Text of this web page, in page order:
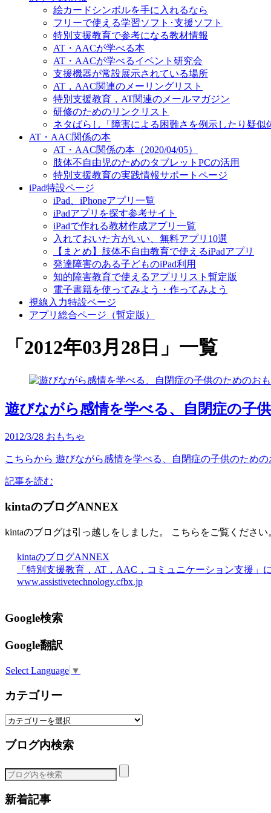
絵カードシンボルを手に入れるなら
フリーで使える学習ソフト･支援ソフト
特別支援教育で参考になる教材情報
AT・AACが学べる本
AT・AACが学べるイベント研究会
支援機器が常設展示されている場所
AT，AAC関連のメーリングリスト
特別支援教育，AT関連のメールマガジン
研修のためのリンクリスト
ネタばらし「障害による困難さを例示したり疑似
AT・AAC関係の本
AT・AAC関係の本（2020/04/05）
肢体不自由児のためのタブレットPCの活用
特別支援教育の実践情報サポートページ
iPad特設ページ
iPad、iPhoneアプリ一覧
iPadアプリを探す参考サイト
iPadで作れる教材作成アプリ一覧
入れておいた方がいい、無料アプリ10選
【まとめ】肢体不自由教育で使えるiPadアプリ
発達障害のある子どものiPad利用
知的障害教育で使えるアプリリスト暫定版
電子書籍を使ってみよう・作ってみよう
視線入力特設ページ
アプリ総合ページ（暫定版）
「 2012年03月28日 」 一覧
遊びながら感情を学べる、自閉症の子
2012/3/28 おもちゃ
こちらから 遊びながら感情を学べる、自閉症の子供のため
記事を読む
kintaのブログANNEX
kintaのブログは引っ越しをしました。 こちらをご覧ください
kintaのブログANNEX
「特別支援教育，AT，AAC，コミュニケーション支援」
www.assistivetechnology.cfbx.jp
Google検索
Google翻訳
Select Language ▼
カテゴリー
カ
ゴ
ー
ブログ内検索
新着記事